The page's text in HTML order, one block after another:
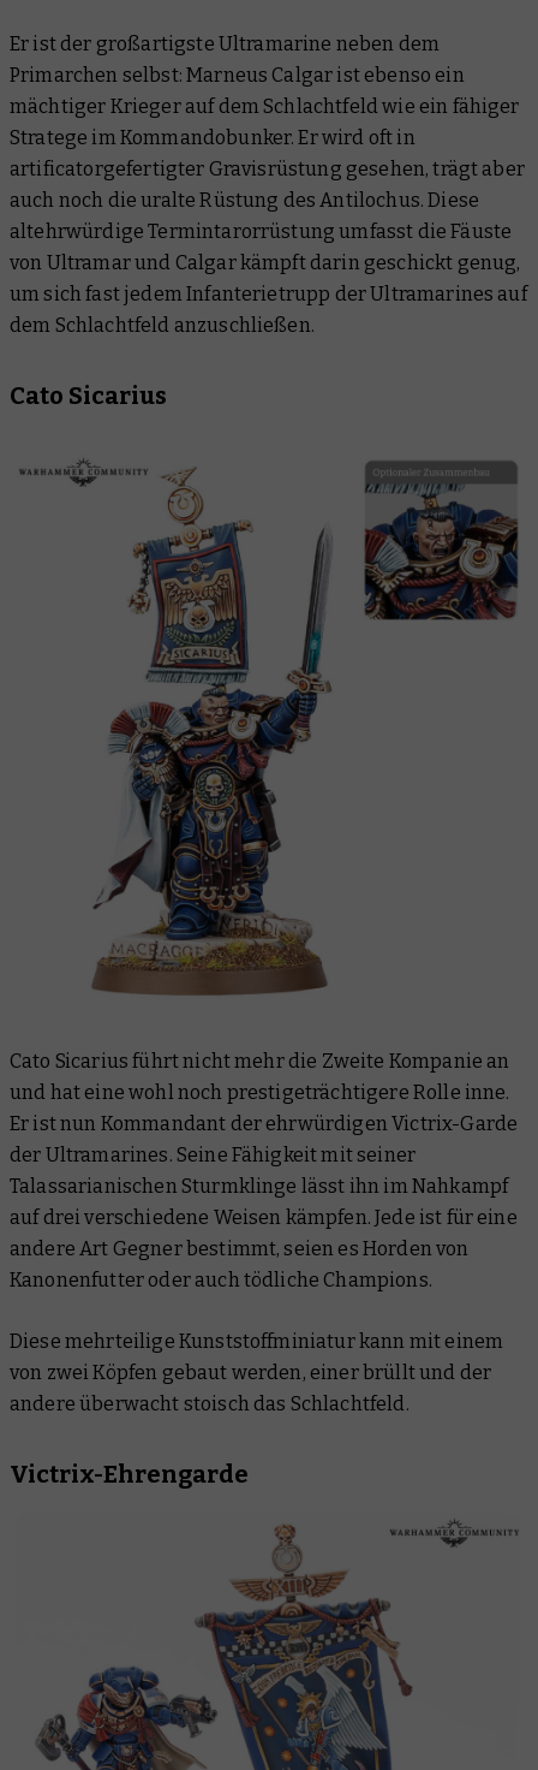
Er ist der großartigste Ultramarine neben dem
Primarchen selbst: Marneus Calgar ist ebenso ein
mächtiger Krieger auf dem Schlachtfeld wie ein fähiger
Stratege im Kommandobunker. Er wird oft in
artificatorgefertigter Gravisrüstung gesehen, trägt aber
auch noch die uralte Rüstung des Antilochus. Diese
altehrwürdige Termintarorrüstung umfasst die Fäuste
von Ultramar und Calgar kämpft darin geschickt genug,
um sich fast jedem Infanterietrupp der Ultramarines auf
dem Schlachtfeld anzuschließen.
Cato Sicarius
Cato Sicarius führt nicht mehr die Zweite Kompanie an
und hat eine wohl noch prestigeträchtigere Rolle inne.
Er ist nun Kommandant der ehrwürdigen Victrix-Garde
der Ultramarines. Seine Fähigkeit mit seiner
Talassarianischen Sturmklinge lässt ihn im Nahkampf
auf drei verschiedene Weisen kämpfen. Jede ist für eine
andere Art Gegner bestimmt, seien es Horden von
Kanonenfutter oder auch tödliche Champions.
Diese mehrteilige Kunststoffminiatur kann mit einem
von zwei Köpfen gebaut werden, einer brüllt und der
andere überwacht stoisch das Schlachtfeld.
Victrix-Ehrengarde